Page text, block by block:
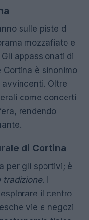
sulle piste di
mozzafiato e
appassionati di
è sinonimo
Oltre
come concerti
rendendo
di Cortina
per gli sportivi; è
tradizione. I
il centro
vie e negozi